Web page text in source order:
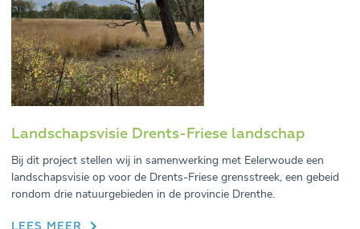
Landschapsvisie Drents-Friese landschap
Bij dit project stellen wij in samenwerking met Eelerwoude een
landschapsvisie op voor de Drents-Friese grensstreek, een gebeid
rondom drie natuurgebieden in de provincie Drenthe.
LEES MEER